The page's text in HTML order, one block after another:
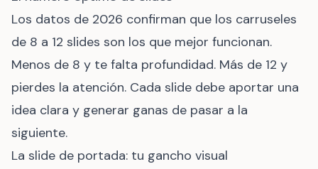
Los datos de 2026 confirman que los carruseles
de 8 a 12 slides son los que mejor funcionan.
Menos de 8 y te falta profundidad. Más de 12 y
pierdes la atención. Cada slide debe aportar una
idea clara y generar ganas de pasar a la
siguiente.
La slide de portada: tu gancho visual